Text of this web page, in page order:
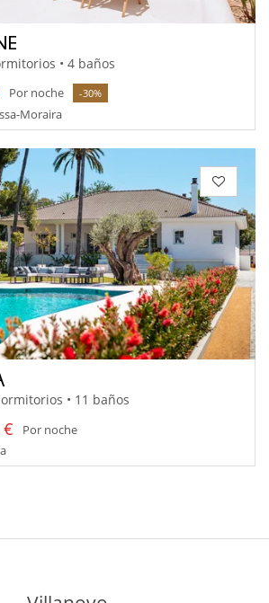
• 4 baños
Por noche -30%
Moraira
• 11 baños
€
Por noche